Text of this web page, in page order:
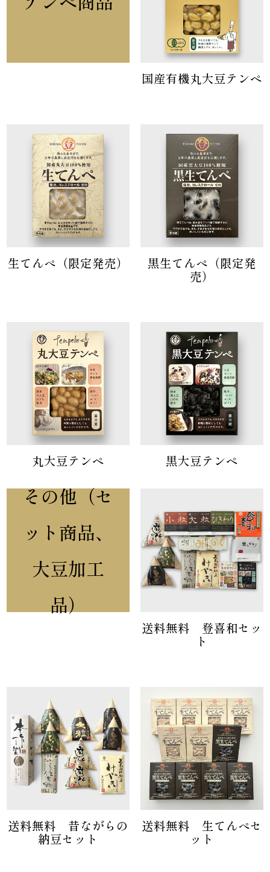
国産有機丸大豆テンペ
生てんぺ（限定発売） 黒生てんぺ（限定発
売）
丸大豆テンペ 黒大豆テンペ
その他（セ
ット商品、
大豆加工
品）
送料無料 登喜和セッ
ト
送料無料 昔ながらの
納豆セット
送料無料 生てんぺセ
ット